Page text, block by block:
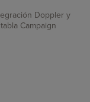
Doppler y
Campaign